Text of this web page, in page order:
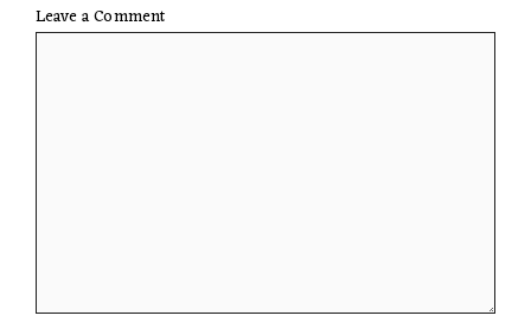
Leave a Comment